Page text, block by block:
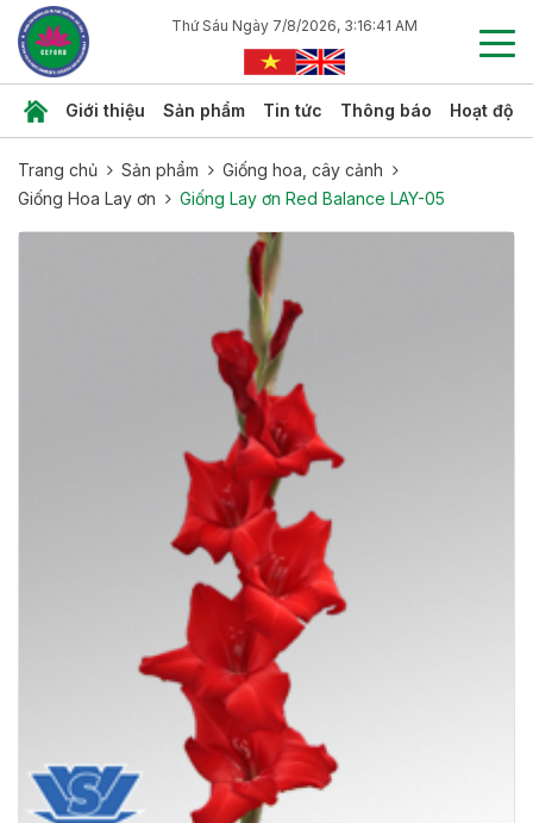
Thứ Sáu Ngày 7/8/2026, 3:16:42 AM
Giới thiệu Sản phẩm Tin tức Thông báo Hoạt
Trang chủ Sản phẩm
Giống hoa, cây cảnh
Giống Hoa Lay ơn
Giống Lay ơn Red Balance LAY-05